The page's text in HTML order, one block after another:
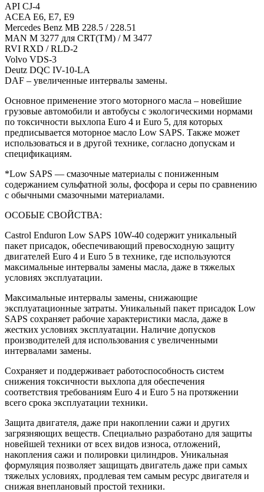
API CJ-4
ACEA E6, E7, E9
Mercedes Benz MB 228.5 / 228.51
MAN M 3277 для CRT(TM) / M 3477
RVI RXD / RLD-2
Volvo VDS-3
Deutz DQC IV-10-LA
DAF – увеличенные интервалы замены.
Основное применение этого моторного масла – новейшие
грузовые автомобили и автобусы с экологическими нормами
по токсичности выхлопа Euro 4 и Euro 5, для которых
предписывается моторное масло Low SAPS. Также может
использоваться и в другой технике, согласно допускам и
спецификациям.
*Low SAPS — смазочные материалы c пониженным
содержанием сульфатной золы, фосфора и серы по сравнению
с обычными смазочными материалами.
ОСОБЫЕ СВОЙСТВА:
Castrol Enduron Low SAPS 10W-40 содержит уникальный
пакет присадок, обеспечивающий превосходную защиту
двигателей Euro 4 и Euro 5 в технике, где используются
максимальные интервалы замены масла, даже в тяжелых
условиях эксплуатации.
Максимальные интервалы замены, снижающие
эксплуатационные затраты. Уникальный пакет присадок Low
SAPS сохраняет рабочие характеристики масла, даже в
жестких условиях эксплуатации. Наличие допусков
производителей для использования с увеличенными
интервалами замены.
Сохраняет и поддерживает работоспособность систем
снижения токсичности выхлопа для обеспечения
соответствия требованиям Euro 4 и Euro 5 на протяжении
всего срока эксплуатации техники.
Защита двигателя, даже при накоплении сажи и других
загрязняющих веществ. Специально разработано для защиты
новейшей техники от всех видов износа, отложений,
накопления сажи и полировки цилиндров. Уникальная
формуляция позволяет защищать двигатель даже при самых
тяжелых условиях, продлевая тем самым ресурс двигателя и
снижая внеплановый простой техники.